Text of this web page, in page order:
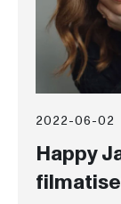
2022-06-02
Happy